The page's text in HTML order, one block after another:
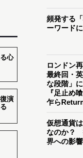
心
演
頻発する
ーワード
ロンドン
最終回・
な段階」
『足止め
乍ら
仮想通貨
なのか？
界への影響